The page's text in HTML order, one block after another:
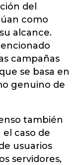
del
como
alcance.
campañas
se basa en
genuino de
también
caso de
usuarios
servidores,